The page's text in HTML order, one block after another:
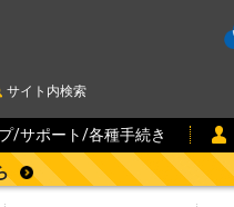
サイト内検索
/サポート/各種手続き